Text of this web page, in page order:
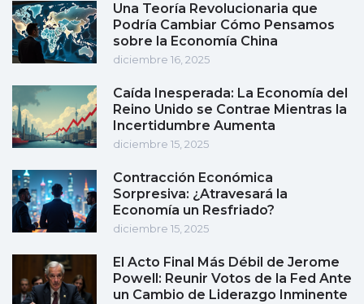
Una Teoría Revolucionaria que
Podría Cambiar Cómo Pensamos
sobre la Economía China
diciembre 16, 2025
Caída Inesperada: La Economía del
Reino Unido se Contrae Mientras la
Incertidumbre Aumenta
diciembre 15, 2025
Contracción Económica
Sorpresiva: ¿Atravesará la
Economía un Resfriado?
diciembre 15, 2025
El Acto Final Más Débil de Jerome
Powell: Reunir Votos de la Fed Ante
un Cambio de Liderazgo Inminente